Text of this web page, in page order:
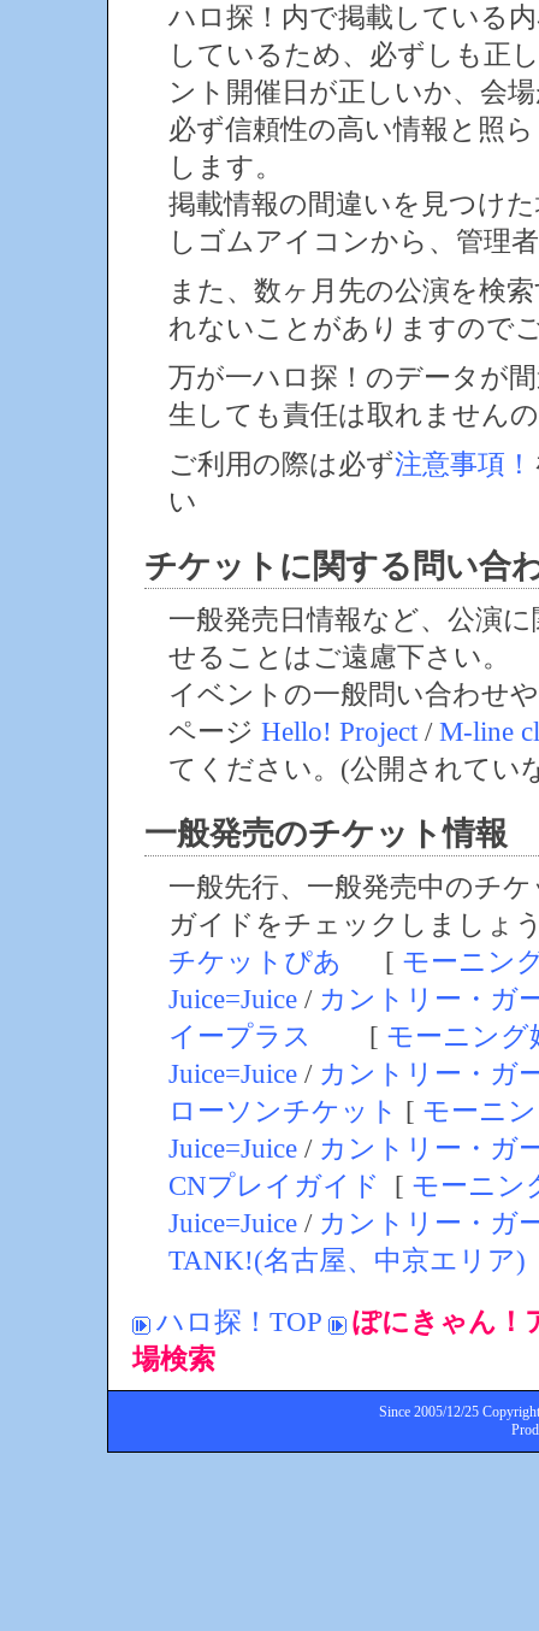
ハロ探！内で掲載している
しているため、必ずしも正
ント開催日が正しいか、会
必ず信頼性の高い情報と照
します。
掲載情報の間違いを見つけ
しゴムアイコンから、管理
また、数ヶ月先の公演を検
れないことがありますので
万が一ハロ探！のデータが
生しても責任は取れません
ご利用の際は必ず注意事項！
い
チケットに関する問い合
一般発売日情報など、公演
せることはご遠慮下さい。
イベントの一般問い合わせ
ページ Hello! Project /M-line
てください。(公開されてい
一般発売のチケット情報
一般先行、一般発売中のチ
ガイドをチェックしましょ
チケットぴあ
[ モーニン
Juice=Juice / カントリー・ガ
イープラス
[ モーニング
Juice=Juice / カントリー・ガ
ローソンチケット [ モーニ
Juice=Juice / カントリー・ガ
CNプレイガイド
[ モーニン
Juice=Juice / カントリー・ガ
TANK!(名古屋、中京エリア)
ハロ探！TOP
ぽにきゃん！
場検索
Since 2005/12/25